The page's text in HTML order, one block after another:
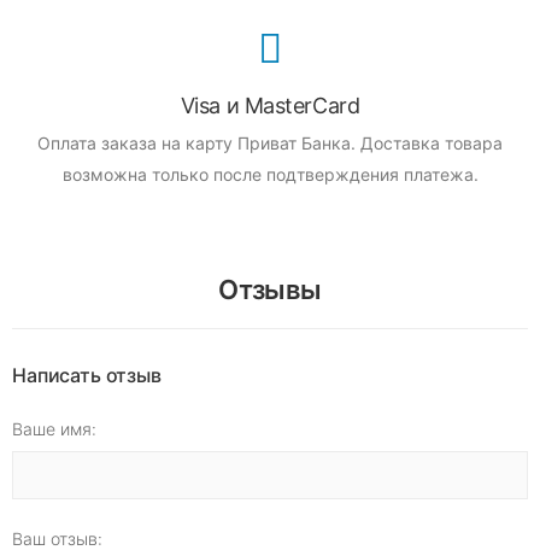
Visa и MasterCard
Оплата заказа на карту Приват Банка. Доставка товара
возможна только после подтверждения платежа.
Отзывы
Написать отзыв
Ваше имя:
Ваш отзыв: